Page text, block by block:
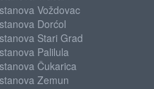
Voždovac
Dorćol
Stari Grad
Palilula
Čukarica
Zemun